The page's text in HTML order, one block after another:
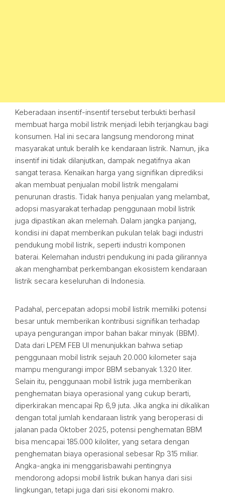
Keberadaan insentif-insentif tersebut terbukti berhasil
membuat harga mobil listrik menjadi lebih terjangkau bagi
konsumen. Hal ini secara langsung mendorong minat
masyarakat untuk beralih ke kendaraan listrik. Namun, jika
insentif ini tidak dilanjutkan, dampak negatifnya akan
sangat terasa. Kenaikan harga yang signifikan diprediksi
akan membuat penjualan mobil listrik mengalami
penurunan drastis. Tidak hanya penjualan yang melambat,
adopsi masyarakat terhadap penggunaan mobil listrik
juga dipastikan akan melemah. Dalam jangka panjang,
kondisi ini dapat memberikan pukulan telak bagi industri
pendukung mobil listrik, seperti industri komponen
baterai. Kelemahan industri pendukung ini pada gilirannya
akan menghambat perkembangan ekosistem kendaraan
listrik secara keseluruhan di Indonesia.
Padahal, percepatan adopsi mobil listrik memiliki potensi
besar untuk memberikan kontribusi signifikan terhadap
upaya pengurangan impor bahan bakar minyak (BBM).
Data dari LPEM FEB UI menunjukkan bahwa setiap
penggunaan mobil listrik sejauh 20.000 kilometer saja
mampu mengurangi impor BBM sebanyak 1.320 liter.
Selain itu, penggunaan mobil listrik juga memberikan
penghematan biaya operasional yang cukup berarti,
diperkirakan mencapai Rp 6,9 juta. Jika angka ini dikalikan
dengan total jumlah kendaraan listrik yang beroperasi di
jalanan pada Oktober 2025, potensi penghematan BBM
bisa mencapai 185.000 kiloliter, yang setara dengan
penghematan biaya operasional sebesar Rp 315 miliar.
Angka-angka ini menggarisbawahi pentingnya
mendorong adopsi mobil listrik bukan hanya dari sisi
lingkungan, tetapi juga dari sisi ekonomi makro.